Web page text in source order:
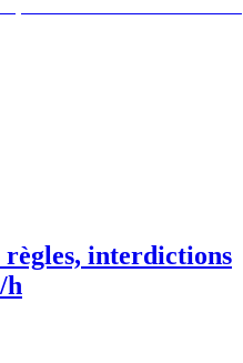
règles, interdictions
h